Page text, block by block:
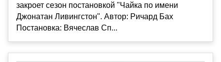
закроет сезон постановкой "Чайка по имени
Джонатан Ливингстон". Автор: Ричард Бах
Постановка: Вячеслав Сп...